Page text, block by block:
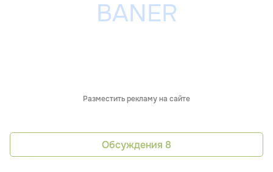
Разместить рекламу на сайте
Обсуждения 8